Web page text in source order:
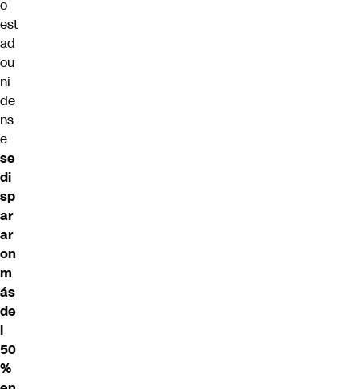
o
est
ad
ou
ni
de
ns
e
se
di
sp
ar
ar
on
m
ás
de
l
50
%